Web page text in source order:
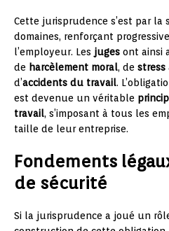
Cette jurisprudence s’est par la
domaines, renforçant
l’employeur. Les juges ont ainsi
de harcèlement moral, de stress
d’accidents du travail.
est devenue un véritable
travail, s’imposant à tous les
taille de leur entreprise.
Fondements
de sécurité
Si la jurisprudence a joué un